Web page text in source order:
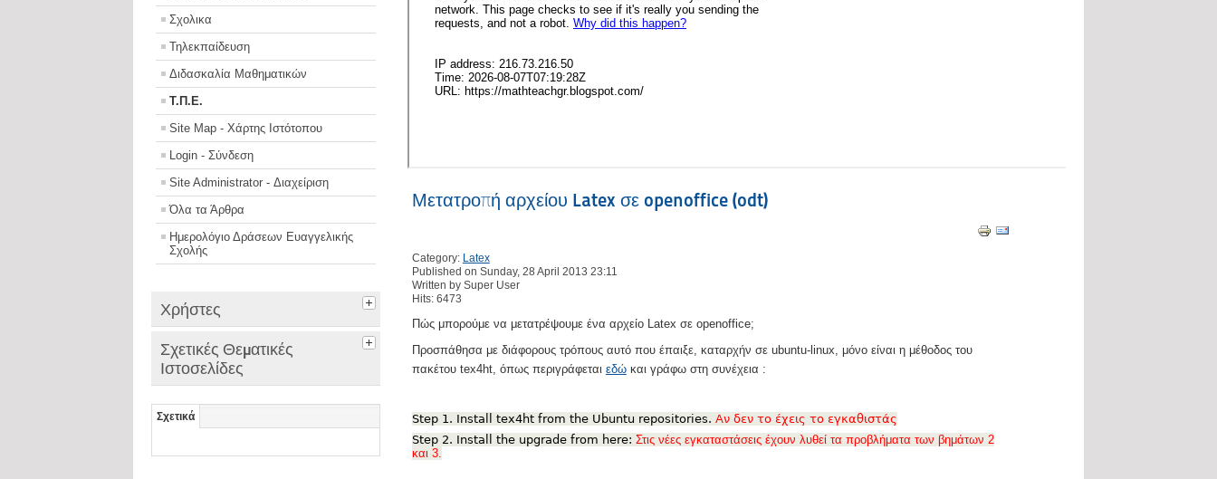
Σχολικα
Τηλεκπαίδευση
Διδασκαλία Μαθηματικών
Τ.Π.Ε.
Site Map - Χάρτης Ιστότοπου
Login - Σύνδεση
Site Administrator - Διαχείριση
Όλα τα Άρθρα
Ημερολόγιο Δράσεων Ευαγγελικής
Σχολής
Χρήστες
Σχετικές Θεματικές
Ιστοσελίδες
Σχετικά
Μετατροπή αρχείου Latex σε openoffice (odt)
Category:
Latex
Published on Sunday, 28 April 2013 23:11
Written by Super User
Hits: 6473
Πώς μπορούμε να μετατρέψουμε ένα αρχείο Latex σε openoffice;
Προσπάθησα με διάφορους τρόπους αυτό που έπαιξε, καταρχήν σε ubuntu-linux, μόνο είναι η μέθοδος του
πακέτου tex4ht, όπως περιγράφεται εδώκαι γράφω στη συνέχεια :
Step 1. Install tex4ht from the Ubuntu repositories. Αν δεν το έχεις το εγκαθιστάς
Step 2. Install the upgrade from here: Στις νέες εγκαταστάσεις έχουν λυθεί τα προβλήματα των βημάτων 2
και 3.